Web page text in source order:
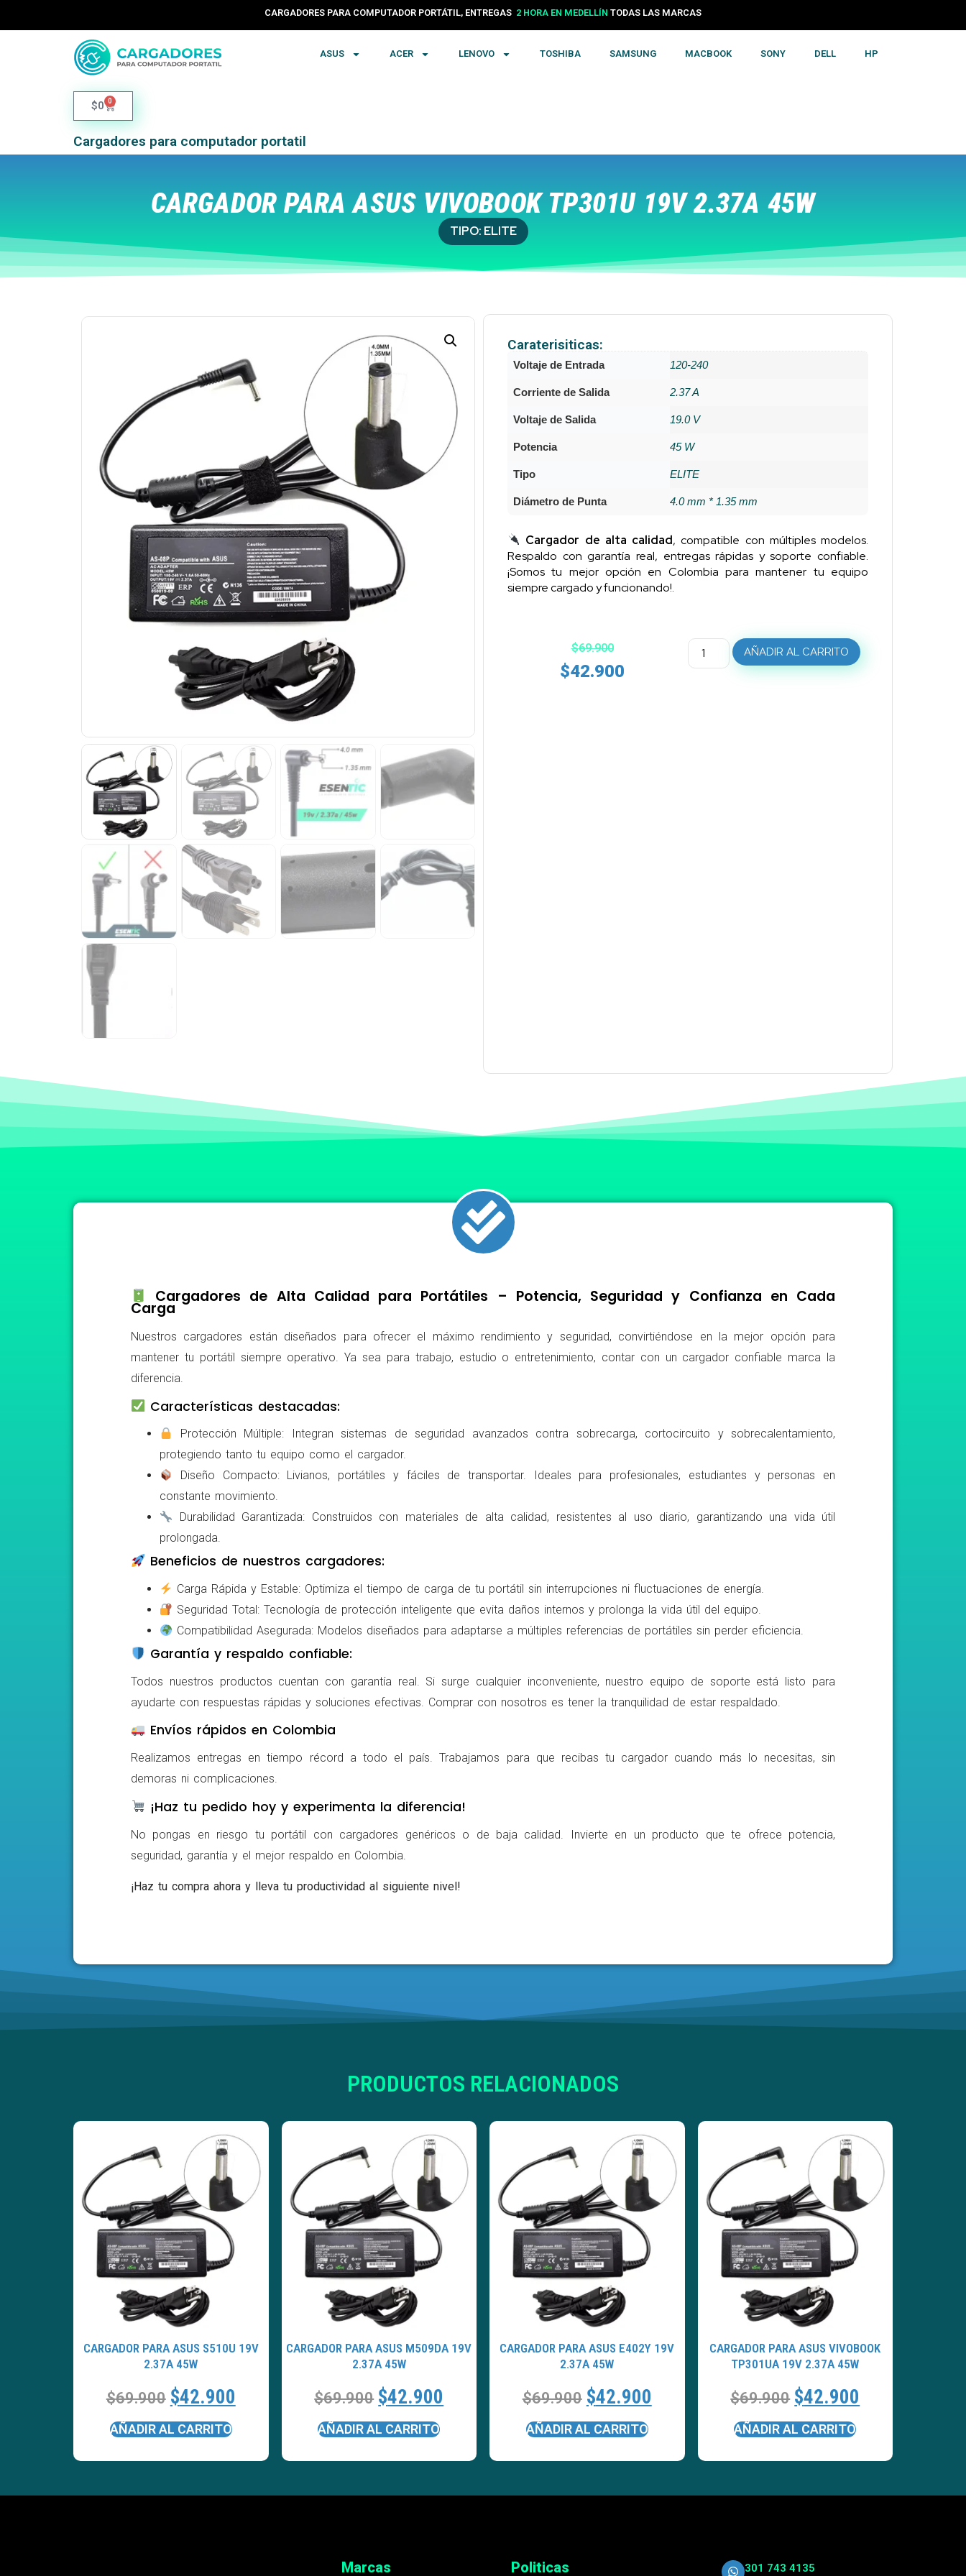
CARGADORES PARA COMPUTADOR PORTÁTIL, ENTREGAS 2 HORA EN MEDELLÍN
24 HORAS EN COLOMBIA TODAS LAS MARCAS
ASUS ACER LENOVO TOSHIBA SAMSUNG MACBOOK SONY DELL HP
$0 0
Cargadores para computador portatil
CARGADOR PARA ASUS VIVOBOOK TP301U 19V 2.37A 45W
TIPO: ELITE
Caraterisiticas:
Voltaje de Entrada 120-240
Corriente de Salida 2.37 A
Voltaje de Salida 19.0 V
Potencia 45 W
Tipo ELITE
Diámetro de Punta 4.0 mm * 1.35 mm
Cargador de alta calidad, compatible con múltiples modelos.
Respaldo con garantía real, entregas rápidas y soporte confiable.
¡Somos tu mejor opción en Colombia para mantener tu equipo
siempre cargado y funcionando!.
$69.900
$42.900
AÑADIR AL CARRITO
Cargadores de Alta Calidad para Portátiles – Potencia, Seguridad y Confianza en Cada
Carga
Nuestros cargadores están diseñados para ofrecer el máximo rendimiento y seguridad, convirtiéndose en la mejor opción para
mantener tu portátil siempre operativo. Ya sea para trabajo, estudio o entretenimiento, contar con un cargador confiable marca la
diferencia.
Características destacadas:
Protección Múltiple: Integran sistemas de seguridad avanzados contra sobrecarga, cortocircuito y sobrecalentamiento,
protegiendo tanto tu equipo como el cargador.
Diseño Compacto: Livianos, portátiles y fáciles de transportar. Ideales para profesionales, estudiantes y personas en
constante movimiento.
Durabilidad Garantizada: Construidos con materiales de alta calidad, resistentes al uso diario, garantizando una vida útil
prolongada.
Beneficios de nuestros cargadores:
Carga Rápida y Estable: Optimiza el tiempo de carga de tu portátil sin interrupciones ni fluctuaciones de energía.
Seguridad Total: Tecnología de protección inteligente que evita daños internos y prolonga la vida útil del equipo.
Compatibilidad Asegurada: Modelos diseñados para adaptarse a múltiples referencias de portátiles sin perder eficiencia.
Garantía y respaldo confiable:
Todos nuestros productos cuentan con garantía real. Si surge cualquier inconveniente, nuestro equipo de soporte está listo para
ayudarte con respuestas rápidas y soluciones efectivas. Comprar con nosotros es tener la tranquilidad de estar respaldado.
Envíos rápidos en Colombia
Realizamos entregas en tiempo récord a todo el país. Trabajamos para que recibas tu cargador cuando más lo necesitas, sin
demoras ni complicaciones.
¡Haz tu pedido hoy y experimenta la diferencia!
No pongas en riesgo tu portátil con cargadores genéricos o de baja calidad. Invierte en un producto que te ofrece potencia,
seguridad, garantía y el mejor respaldo en Colombia.
¡Haz tu compra ahora y lleva tu productividad al siguiente nivel!
PRODUCTOS RELACIONADOS
CARGADOR PARA ASUS S510U 19V
2.37A 45W
$69.900 $42.900
AÑADIR AL CARRITO
CARGADOR PARA ASUS M509DA 19V
2.37A 45W
$69.900 $42.900
AÑADIR AL CARRITO
CARGADOR PARA ASUS E402Y 19V
2.37A 45W
$69.900 $42.900
AÑADIR AL CARRITO
CARGADOR PARA ASUS VIVOBOOK
TP301UA 19V 2.37A 45W
$69.900 $42.900
AÑADIR AL CARRITO
Marcas Politicas 301 743 4135